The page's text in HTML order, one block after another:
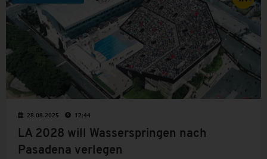
28.08.2025 12:44
LA 2028 will Wasserspringen nach
Pasadena verlegen